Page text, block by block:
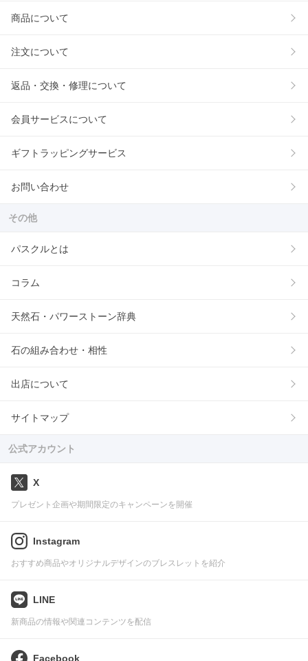
商品について
注文について
返品・交換・修理について
会員サービスについて
ギフトラッピングサービス
お問い合わせ
その他
パスクルとは
コラム
天然石・パワーストーン辞典
石の組み合わせ・相性
出店について
サイトマップ
公式アカウント
X
プレゼント企画や期間限定のキャンペーンを開催
Instagram
おすすめ商品やオリジナルデザインのブレスレットを紹介
LINE
新商品の情報や関連コンテンツを配信
Facebook